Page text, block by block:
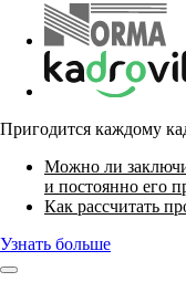
Пригодится каждому
Можно ли
и постоянно его
Как рассчитать
Узнать больше